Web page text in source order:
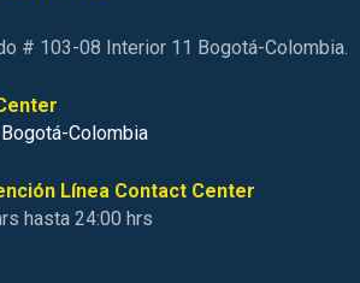
# 103-08 Interior 11 Bogotá-Colombia.
Colombia
Línea Contact Center
hasta 24:00 hrs